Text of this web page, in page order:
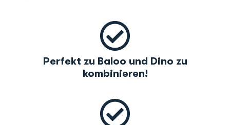
Perfekt zu Baloo und Dino zu
kombinieren!